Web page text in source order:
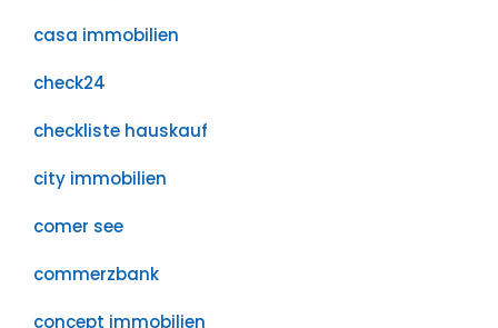
casa immobilien
check24
checkliste hauskauf
city immobilien
comer see
commerzbank
concept immobilien